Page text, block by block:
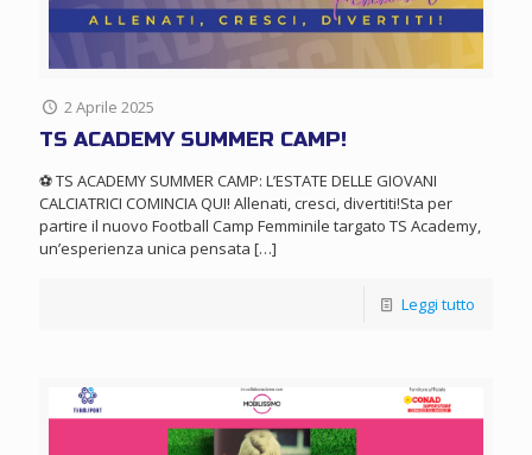
2 Aprile 2025
TS ACADEMY SUMMER CAMP!
⚽ TS ACADEMY SUMMER CAMP: L’ESTATE DELLE GIOVANI
CALCIATRICI COMINCIA QUI! Allenati, cresci, divertiti!Sta per
partire il nuovo Football Camp Femminile targato TS Academy,
un’esperienza unica pensata […]
Leggi tutto